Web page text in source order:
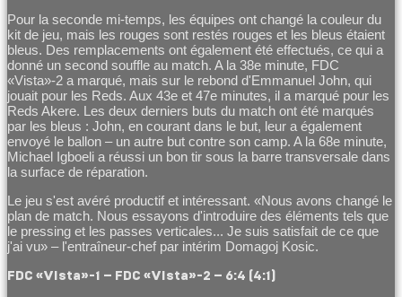
Pour la seconde mi-temps, les équipes ont changé la couleur du
kit de jeu, mais les rouges sont restés rouges et les bleus étaient
bleus. Des remplacements ont également été effectués, ce qui a
donné un second souffle au match. A la 38e minute, FDC
«Vista»-2 a marqué, mais sur le rebond d'Emmanuel John, qui
jouait pour les Reds. Aux 43e et 47e minutes, il a marqué pour les
Reds Akere. Les deux derniers buts du match ont été marqués
par les bleus : John, en courant dans le but, leur a également
envoyé le ballon – un autre but contre son camp. A la 68e minute,
Michael Igboeli a réussi un bon tir sous la barre transversale dans
la surface de réparation.
Le jeu s'est avéré productif et intéressant. «Nous avons changé le
plan de match. Nous essayons d'introduire des éléments tels que
le pressing et les passes verticales... Je suis satisfait de ce que
j'ai vu» – l'entraîneur-chef par intérim Domagoj Kosic.
FDC «Vista»-1 – FDC «Vista»-2 – 6:4 (4:1)